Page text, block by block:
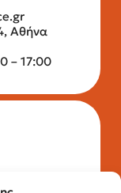
Αθήνα
– 17:00